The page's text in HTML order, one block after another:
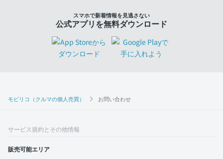
モビリコ（クルマの個人売買） お問い合わせ
スマホで新着情報を見逃さない
公式アプリを無料ダウンロード
サービス規約とその他情報
販売可能エリア